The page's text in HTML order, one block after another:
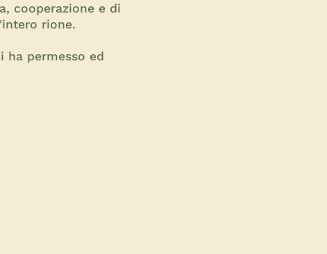
cooperazione e di
rione.
ha permesso ed